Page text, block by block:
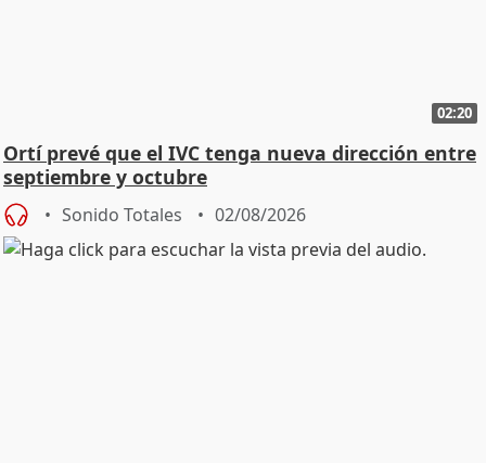
02:20
Ortí prevé que el IVC tenga nueva dirección entre
septiembre y octubre
Sonido Totales 02/08/2026